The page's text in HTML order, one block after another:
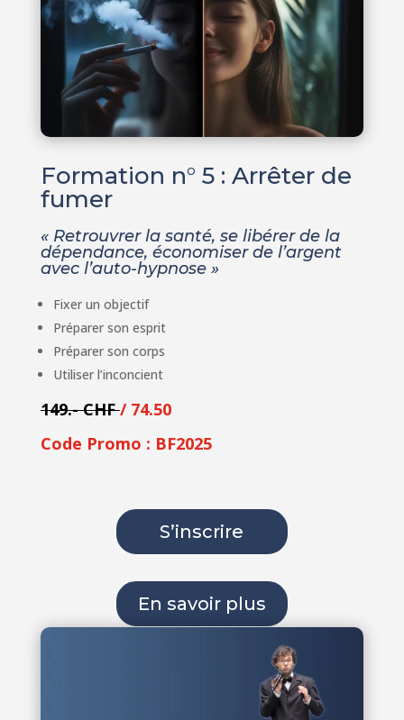
Formation n° 5 : Arrêter de
fumer
« Retrouvrer la santé, se libérer de la
dépendance, économiser de l’argent
avec l’auto-hypnose »
Fixer un objectif
Préparer son esprit
Préparer son corps
Utiliser l’inconcient
149.- CHF/ 74.50
Code Promo : BF2025
S’inscrire
En savoir plus